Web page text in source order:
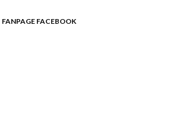
FANPAGE FACEBOOK